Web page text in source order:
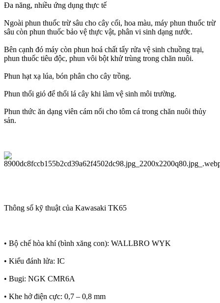
Đa năng, nhiều ứng dụng thực tế
Ngoài phun thuốc trừ sâu cho cây cối, hoa màu, máy phun thuốc trừ
sâu còn phun thuốc bảo vệ thực vật, phân vi sinh dạng nước.
Bên cạnh đó máy còn phun hoá chất tẩy rửa vệ sinh chuồng trại,
phun thuốc tiêu độc, phun vôi bột khử trùng trong chăn nuôi.
Phun hạt xạ lúa, bón phân cho cây trồng.
Phun thổi gió để thổi lá cây khi làm vệ sinh môi trường.
Phun thức ăn dạng viên cám nổi cho tôm cá trong chăn nuôi thủy
sản.
Thông số kỹ thuật của Kawasaki TK65
• Bộ chế hòa khí (bình xăng con): WALLBRO WYK
• Kiểu đánh lửa: IC
• Bugi: NGK CMR6A
• Khe hở điện cực: 0,7 – 0,8 mm